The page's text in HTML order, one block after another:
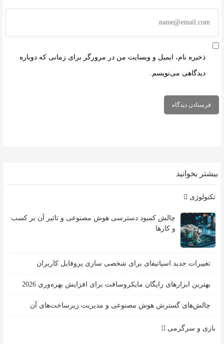
ذخیره نام، ایمیل و وبسایت من در مرورگر برای زمانی که دوباره
دیدگاهی می‌نویسم.
بیشتر بخوانید
تکنولوژی
چالش کمبود دسترسی هوش مصنوعی و تاثیر آن بر کسب
و کارها
تغییرات جدید اسپاتیفای برای شخصی سازی پروفایل کاربران
بهترین ابزارهای رایگان مایکروسافت برای افزایش بهره‌وری 2026
چالش‌های گسترش هوش مصنوعی و مدیریت زیرساخت‌های آن
بازی و سرگرمی